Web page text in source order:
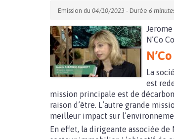
Emission du 04/10/2023 - Durée 6
N’Co
La
est
mission principale est de
raison d’être. L’autre grande
meilleur impact sur
En effet, la dirigeante associée de